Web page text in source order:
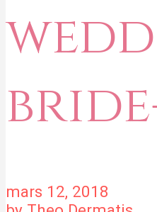
mars 12, 2018